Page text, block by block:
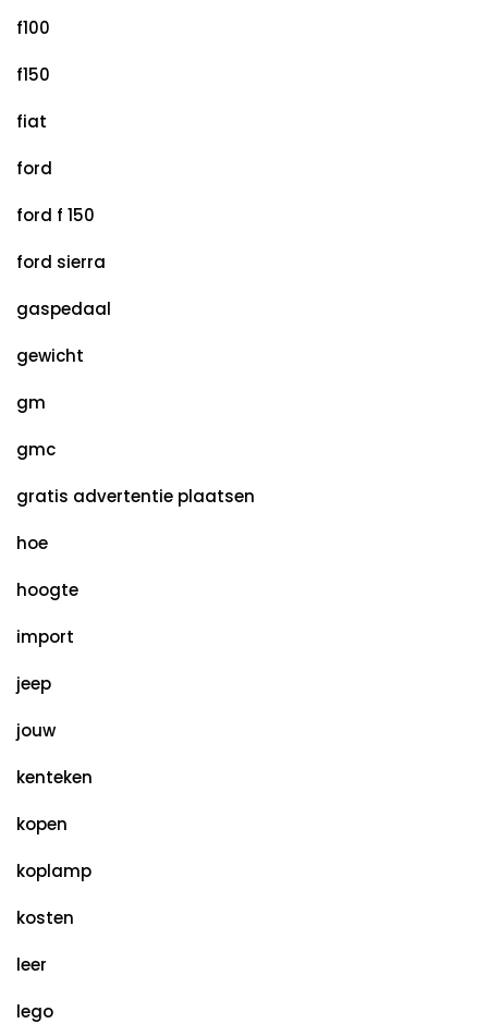
f100
f150
fiat
ford
ford f 150
ford sierra
gaspedaal
gewicht
gm
gmc
gratis advertentie plaatsen
hoe
hoogte
import
jeep
jouw
kenteken
kopen
koplamp
kosten
leer
lego